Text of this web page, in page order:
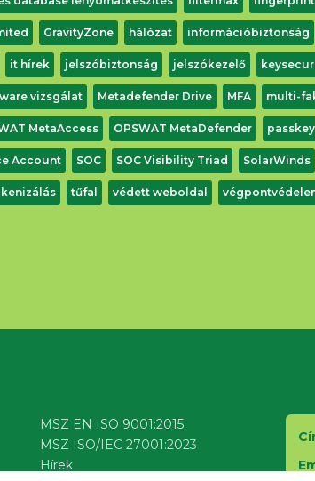
GravityZone hálózat információbiztonság
it hírek jelszóbiztonság jelszókezelő
vizsgálat Metadefender Drive MFA multi-
MetaAccess OPSWAT MetaDefender passkey
Account SOC SOC Visibility Triad SolarWinds
tűfal védett weboldal
Letöltés
MSZ EN ISO 9001:2015
MSZ ISO/IEC 27001:2023
Hírek